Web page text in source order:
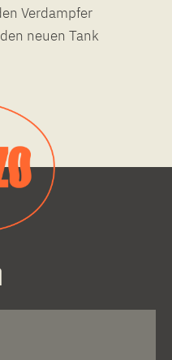
Verdampfer
neuen Tank